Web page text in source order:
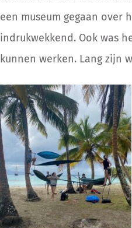
een museum gegaan over
indrukwekkend. Ook was
kunnen werken. Lang zijn